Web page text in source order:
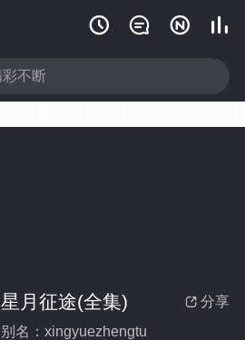
   
 分享
星月征途(全集)
别名：xingyuezhengtu